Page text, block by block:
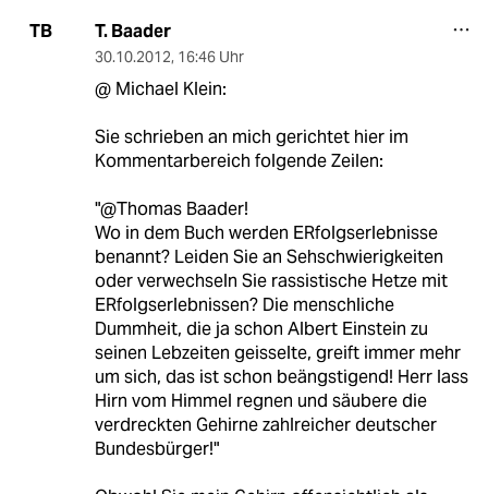
TB T. Baader
30.10.2012, 16:46 Uhr
@ Michael Klein:
Sie schrieben an mich gerichtet hier im
Kommentarbereich folgende Zeilen:
"@Thomas Baader!
Wo in dem Buch werden ERfolgserlebnisse
benannt? Leiden Sie an Sehschwierigkeiten
oder verwechseln Sie rassistische Hetze mit
ERfolgserlebnissen? Die menschliche
Dummheit, die ja schon Albert Einstein zu
seinen Lebzeiten geisselte, greift immer mehr
um sich, das ist schon beängstigend! Herr lass
Hirn vom Himmel regnen und säubere die
verdreckten Gehirne zahlreicher deutscher
Bundesbürger!"